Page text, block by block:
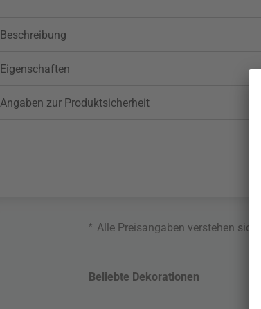
Beschreibung
Eigenschaften
Angaben zur Produktsicherheit
* Alle Preisangaben verstehen
Beliebte Dekorationen